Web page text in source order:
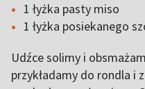
1 łyżka pasty miso
1 łyżka posiekanego
Udźce solimy i
przykładamy do rondla i